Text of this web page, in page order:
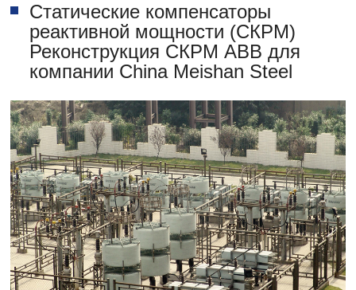
Статические компенсаторы
реактивной мощности (СКРМ)
Реконструкция СКРМ ABB для
компании China Meishan Steel